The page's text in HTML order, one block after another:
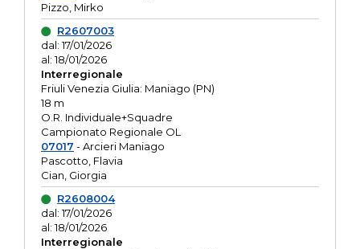
Pizzo, Mirko
R2607003
dal: 17/01/2026
al: 18/01/2026
Interregionale
Friuli Venezia Giulia: Maniago (PN)
18 m
O.R. Individuale+Squadre
Campionato Regionale OL
07017 - Arcieri Maniago
Pascotto, Flavia
Cian, Giorgia
R2608004
dal: 17/01/2026
al: 18/01/2026
Interregionale